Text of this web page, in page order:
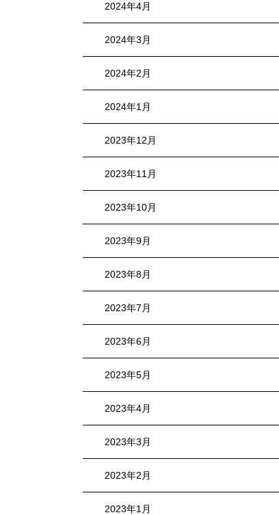
2024年4月
2024年3月
2024年2月
2024年1月
2023年12月
2023年11月
2023年10月
2023年9月
2023年8月
2023年7月
2023年6月
2023年5月
2023年4月
2023年3月
2023年2月
2023年1月